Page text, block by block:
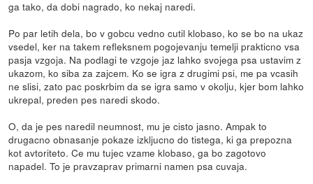
ga tako, da dobi nagrado, ko nekaj naredi.
Po par letih dela, bo v gobcu vedno cutil klobaso, ko se bo na ukaz
vsedel, ker na takem refleksnem pogojevanju temelji prakticno vsa
pasja vzgoja. Na podlagi te vzgoje jaz lahko svojega psa ustavim z
ukazom, ko siba za zajcem. Ko se igra z drugimi psi, me pa vcasih
ne slisi, zato pac poskrbim da se igra samo v okolju, kjer bom lahko
ukrepal, preden pes naredi skodo.
O, da je pes naredil neumnost, mu je cisto jasno. Ampak to
drugacno obnasanje pokaze izkljucno do tistega, ki ga prepozna
kot avtoriteto. Ce mu tujec vzame klobaso, ga bo zagotovo
napadel. To je pravzaprav primarni namen psa cuvaja.